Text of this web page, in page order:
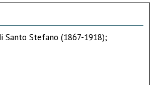
Santo Stefano (1867-1918);